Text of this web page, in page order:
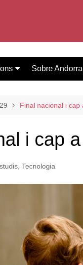
i tendències
Sobre
29 Final nacional i cap
i cap
Tecnologia